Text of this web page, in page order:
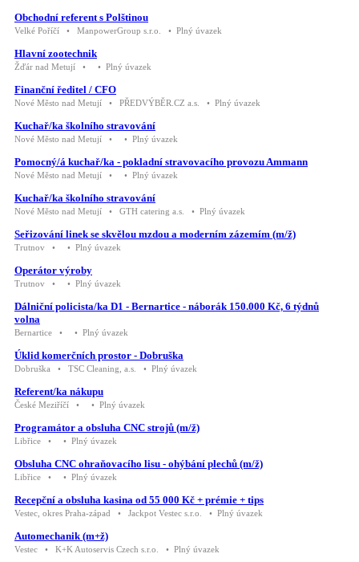
Obchodní referent s Polštinou
Velké Poříčí • ManpowerGroup s.r.o. • Plný úvazek
Hlavní zootechnik
Žďár nad Metují • • Plný úvazek
Finanční ředitel / CFO
Nové Město nad Metují • PŘEDVÝBĚR.CZ a.s. • Plný úvazek
Kuchař/ka školního stravování
Nové Město nad Metují • • Plný úvazek
Pomocný/á kuchař/ka - pokladní stravovacího provozu Ammann
Nové Město nad Metují • • Plný úvazek
Kuchař/ka školního stravování
Nové Město nad Metují • GTH catering a.s. • Plný úvazek
Seřizování linek se skvělou mzdou a moderním zázemím (m/ž)
Trutnov • • Plný úvazek
Operátor výroby
Trutnov • • Plný úvazek
Dálniční policista/ka D1 - Bernartice - náborák 150.000 Kč, 6 týdnů
volna
Bernartice • • Plný úvazek
Úklid komerčních prostor - Dobruška
Dobruška • TSC Cleaning, a.s. • Plný úvazek
Referent/ka nákupu
České Meziříčí • • Plný úvazek
Programátor a obsluha CNC strojů (m/ž)
Libřice • • Plný úvazek
Obsluha CNC ohraňovacího lisu - ohýbání plechů (m/ž)
Libřice • • Plný úvazek
Recepční a obsluha kasina od 55 000 Kč + prémie + tips
Vestec, okres Praha-západ • Jackpot Vestec s.r.o. • Plný úvazek
Automechanik (m+ž)
Vestec • K+K Autoservis Czech s.r.o. • Plný úvazek